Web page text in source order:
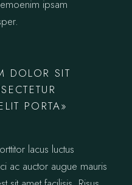
ipsam
DOLOR SIT
PORTA»
lacus luctus
ac auctor augue mauris